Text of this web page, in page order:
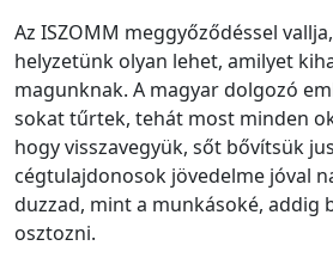
Az ISZOMM meggyőződéssel
helyzetünk olyan lehet, amilyet
magunknak. A magyar dolgozó
sokat tűrtek, tehát most minden
hogy visszavegyük, sőt bővítsük
cégtulajdonosok jövedelme jóval
duzzad, mint a munkásoké, addig
osztozni.